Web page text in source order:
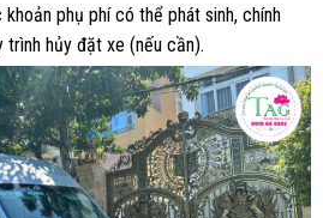
phụ phí có thể phát sinh, chính
hủy đặt xe (nếu cần).